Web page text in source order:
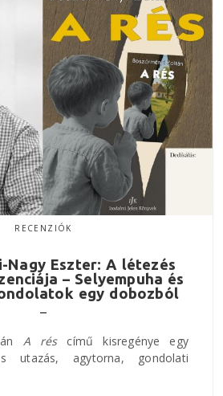
RECENZIÓK
Nagy Eszter: A létezés
– Selyempuha és
egy dobozból
A réscímű kisregénye egy
utazás, agytorna, gondolati